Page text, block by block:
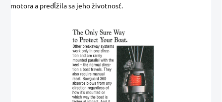
motora a predĺžila sa jeho životnosť.